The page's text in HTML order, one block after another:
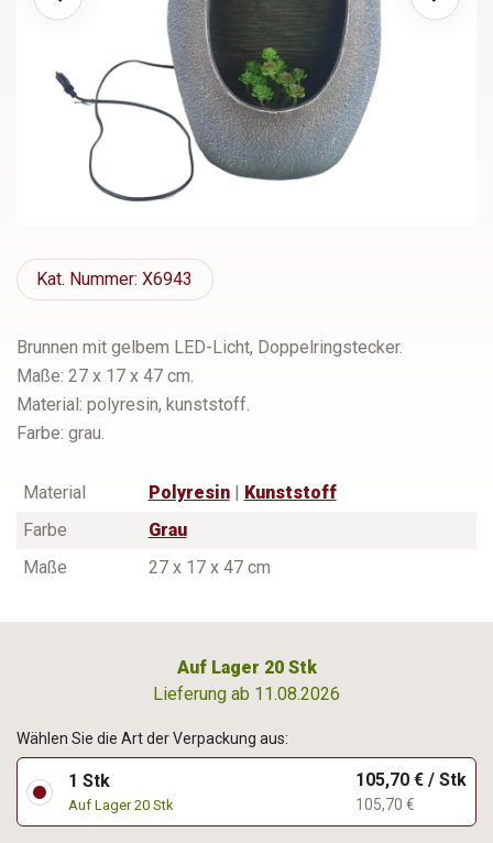
Kat. Nummer: X6943
Brunnen mit gelbem LED-Licht, Doppelringstecker.
Maße: 27 x 17 x 47 cm.
Material: polyresin, kunststoff.
Farbe: grau.
Material Polyresin|
Kunststoff
Farbe
Grau
Maße
27 x 17 x 47 cm
Auf Lager 20 Stk
Lieferung ab 11.08.2026
Wählen Sie die Art der Verpackung aus:
1 Stk
Auf Lager 20 Stk
105,70 € / Stk
105,70 €